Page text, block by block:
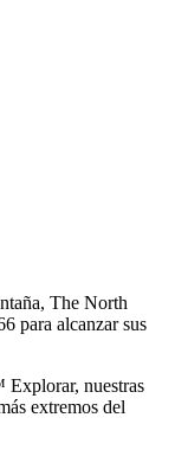
The North
para alcanzar sus
Explorar, nuestras
extremos del